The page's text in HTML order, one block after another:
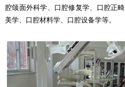
腔颌面外科学、口腔修复学、口腔正
美学、口腔材料学、口腔设备学等。